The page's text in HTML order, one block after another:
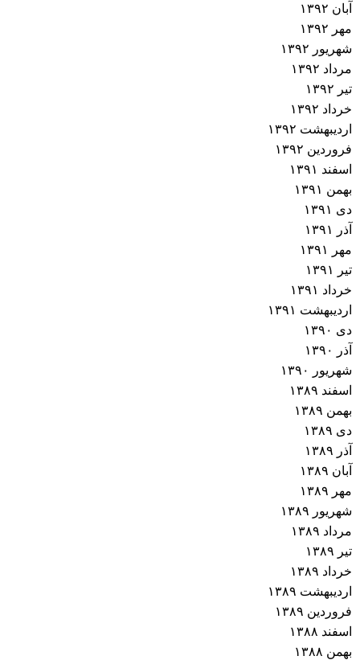
آبان ۱۳۹۲
مهر ۱۳۹۲
شهریور ۱۳۹۲
مرداد ۱۳۹۲
تیر ۱۳۹۲
خرداد ۱۳۹۲
اردیبهشت ۱۳۹۲
فروردین ۱۳۹۲
اسفند ۱۳۹۱
بهمن ۱۳۹۱
دی ۱۳۹۱
آذر ۱۳۹۱
مهر ۱۳۹۱
تیر ۱۳۹۱
خرداد ۱۳۹۱
اردیبهشت ۱۳۹۱
دی ۱۳۹۰
آذر ۱۳۹۰
شهریور ۱۳۹۰
اسفند ۱۳۸۹
بهمن ۱۳۸۹
دی ۱۳۸۹
آذر ۱۳۸۹
آبان ۱۳۸۹
مهر ۱۳۸۹
شهریور ۱۳۸۹
مرداد ۱۳۸۹
تیر ۱۳۸۹
خرداد ۱۳۸۹
اردیبهشت ۱۳۸۹
فروردین ۱۳۸۹
اسفند ۱۳۸۸
بهمن ۱۳۸۸